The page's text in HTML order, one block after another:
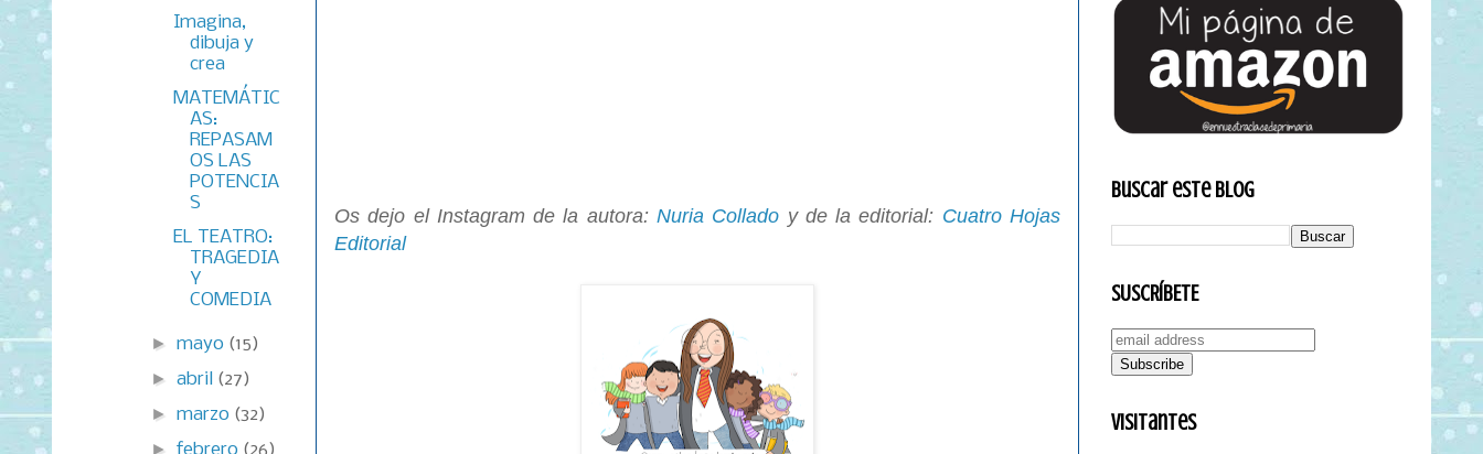
Os dejo el Instagram de la autora:Nuria Collado y de la editorial: Cuatro Hojas
Editorial
Imagina,
dibuja y
crea
MATEMÁTIC
AS:
REPASAM
OS LAS
POTENCIA
S
EL TEATRO:
TRAGEDIA
Y
COMEDIA
►mayo (15)
►abril (27)
►marzo (32)
►
Buscar este blog
SUSCRÍBETE
Visitantes